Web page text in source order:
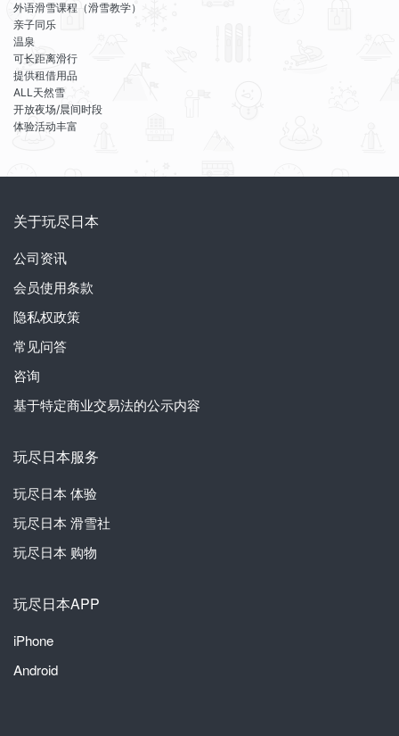
外语滑雪课程（滑雪教学）
亲子同乐
温泉
可长距离滑行
提供租借用品
ALL天然雪
开放夜场/晨间时段
体验活动丰富
关于玩尽日本
公司资讯
会员使用条款
隐私权政策
常见问答
咨询
基于特定商业交易法的公示内容
玩尽日本服务
玩尽日本 体验
玩尽日本 滑雪社
玩尽日本 购物
玩尽日本APP
iPhone
Android